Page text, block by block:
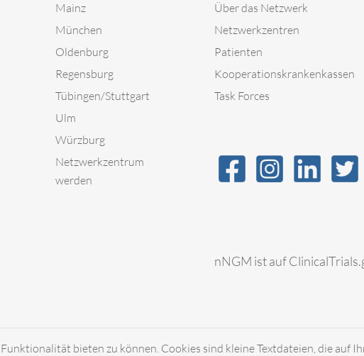
bieten zu können. Cookies sind kleine Textdateien, die auf
Mainz
München
Oldenburg
Regensburg
Tübingen/Stuttgart
Ulm
Würzburg
Netzwerkzentrum
werden
Über das Netzwerk
Netzwerkzentren
Patienten
Kooperationskrankenkassen
Task Forces
nNGM ist auf